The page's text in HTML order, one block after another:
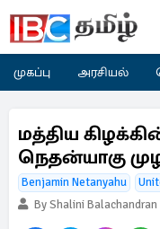
முகப்பு அரசியல்
மத்திய
நெதன்யாகு
Benjamin Netanyahu
By Shalini Balachandran